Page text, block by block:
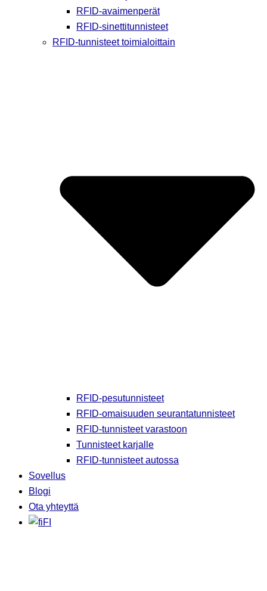
RFID-avaimenperät
RFID-sinettitunnisteet
RFID-tunnisteet toimialoittain
RFID-pesutunnisteet
RFID-omaisuuden seurantatunnisteet
RFID-tunnisteet varastoon
Tunnisteet karjalle
RFID-tunnisteet autossa
Sovellus
Blogi
Ota yhteyttä
FI